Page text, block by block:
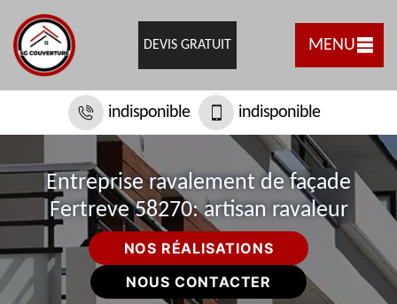
DEVIS GRATUIT MENU
indisponible indisponible
Entreprise ravalement de façade
Fertreve 58270: artisan ravaleur
NOS RÉALISATIONS
NOUS CONTACTER